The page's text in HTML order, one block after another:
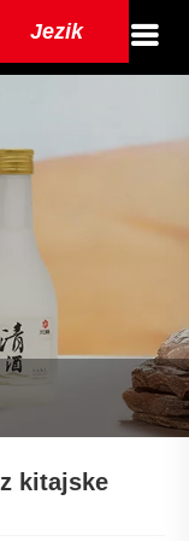
Jezik
kitajske